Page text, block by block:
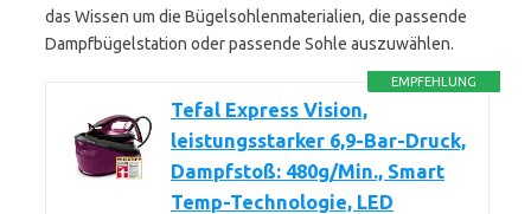
das Wissen um die Bügelsohlenmaterialien, die passende
Dampfbügelstation oder passende Sohle auszuwählen.
EMPFEHLUNG
Tefal Express Vision,
leistungsstarker 6,9-Bar-Druck,
Dampfstoß: 480g/Min., Smart
Temp-Technologie, LED